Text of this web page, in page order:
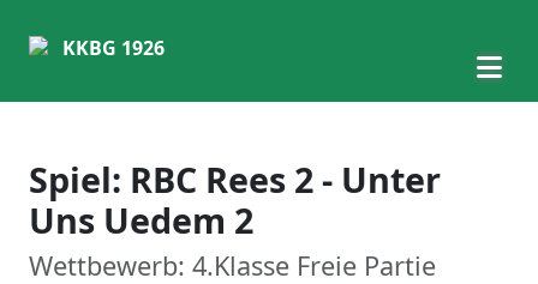
KKBG 1926
Spiel: RBC Rees 2 - Unter
Uns Uedem 2
Wettbewerb: 4.Klasse Freie Partie